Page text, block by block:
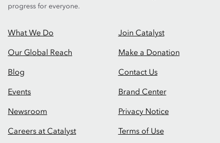
progress for everyone.
What We Do
Our Global Reach
Blog
Events
Newsroom
Careers at Catalyst
Join Catalyst
Make a Donation
Contact Us
Brand Center
Privacy Notice
Terms of Use